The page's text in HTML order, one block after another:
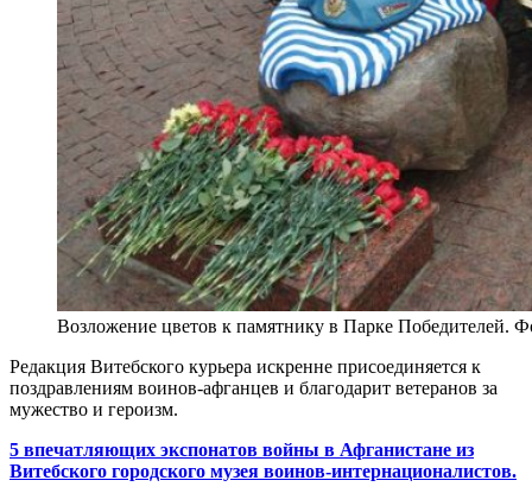
Возложение цветов к памятнику в Парке Победителей.
Редакция Витебского курьера искренне присоединяется к
поздравлениям воинов-афганцев и благодарит ветеранов за
мужество и героизм.
5 впечатляющих экспонатов войны в Афганистане из
Витебского городского музея воинов-интернационалистов.